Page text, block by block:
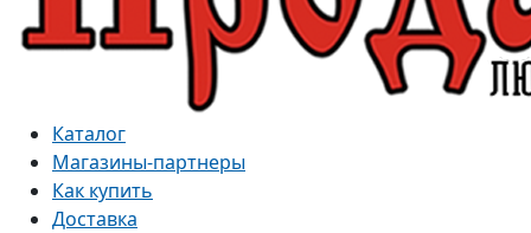
Каталог
Магазины-партнеры
Как купить
Доставка